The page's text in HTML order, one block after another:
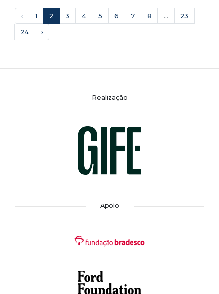
‹ 1 2 3 4 5 6 7 8 ... 23
24 ›
Realização
Apoio